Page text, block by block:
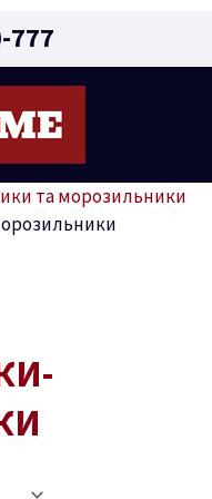
777
та морозильники